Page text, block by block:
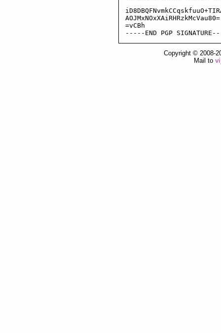
AOJMxNOxXAiRHRzkMcVau80=
=vCBh
-----END PGP
Copyright © 2008-
Mail to